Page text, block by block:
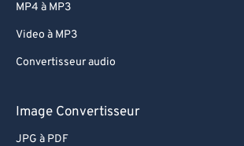
MP4 à MP3
Video à MP3
Convertisseur audio
Image Convertisseur
JPG à PDF